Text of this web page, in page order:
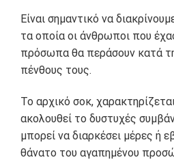
Είναι σημαντικό να
τα οποία οι άνθρωποι που
πρόσωπα θα περάσουν κατά
πένθους τους.
Το αρχικό σοκ,
ακολουθεί το δυστυχές
μπορεί να διαρκέσει μέρες ή
θάνατο του αγαπημένου